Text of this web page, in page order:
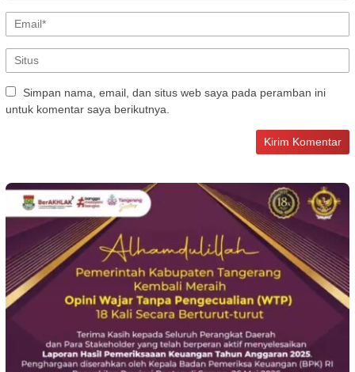
Simpan nama, email, dan situs web saya pada peramban ini
untuk komentar saya berikutnya.